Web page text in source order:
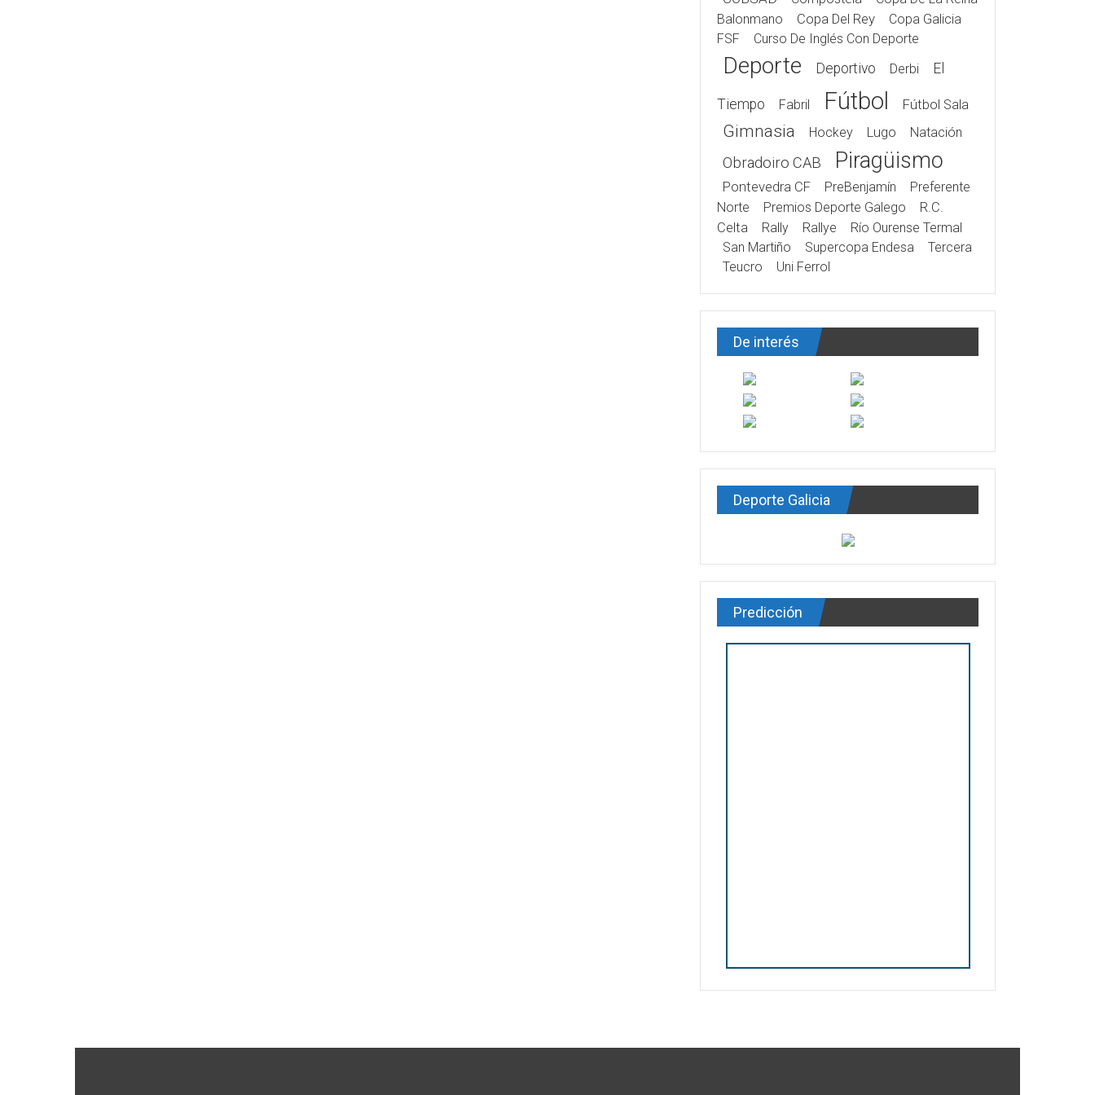
Balonmano
Copa Del Rey
Copa Galicia
FSF
Curso De Inglés Con Deporte
Deporte Deportivo Derbi El
Tiempo Fabril Fútbol Fútbol Sala
Gimnasia Hockey Lugo Natación
Obradoiro CAB Piragüismo
Pontevedra CF PreBenjamín
Preferente
Norte
Premios Deporte Galego
R.C.
Celta
Rally Rallye
Río Ourense Termal
San Martiño
Supercopa Endesa
Tercera
Teucro
Uni Ferrol
De interés
Deporte Galicia
Predicción